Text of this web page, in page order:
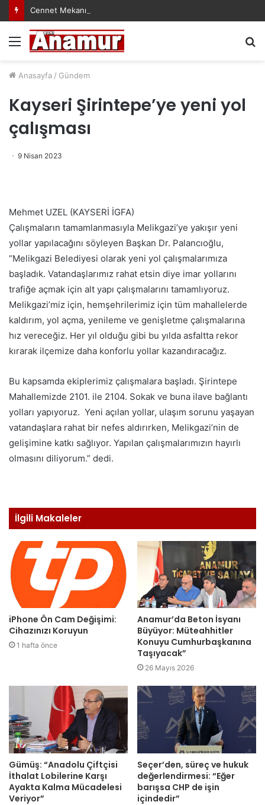
Cennet Mekanın Olsun Duygu Öksüz Canova
Menü
Anasayfa / Gündem
Kayseri Şirintepe’ye yeni yol
çalışması
9 Nisan 2023
Mehmet UZEL (KAYSERİ İGFA)
Çalışmaların tamamlanmasıyla Melikgazi’ye yakışır yeni
yollar yapılacağını söyleyen Başkan Dr. Palancıoğlu,
“Melikgazi Belediyesi olarak yeni yol çalışmalarımıza
başladık. Vatandaşlarımız rahat etsin diye imar yollarını
trafiğe açmak için alt yapı çalışmalarını tamamlıyoruz.
Melikgazi’miz için, hemşehrilerimiz için tüm mahallelerde
kaldırım, yol açma, yenileme ve genişletme çalışmalarına
hız vereceğiz. Her yıl olduğu gibi bu yılda asfaltta rekor
kırarak ilçemize daha konforlu yollar kazandıracağız.
Bu kapsamda ekiplerimiz çalışmalara başladı. Şirintepe
Mahallemizde 2101. ile 2104. Sokak ve buna ilave bağlantı
yolları yapıyoruz. Yeni açılan yollar, ulaşım sorunu yaşayan
vatandaşlara rahat bir nefes aldırırken, Melikgazi’nin de
gelişimine katkı sağlıyor. Yapılan çalışmalarımızın hayırlı
olmasını diliyorum.” dedi.
İlgili Makaleler
iPhone Ön Cam Değişimi:
Cihazınızı Koruyun
1 hafta önce
Anamur’da Beton İsyanı
Büyüyor: Müteahhitler
Konuyu Cumhurbaşkanına
Taşıyacak”
26 Mayıs 2026
Gümüş: “Anadolu Çiftçisi
İthalat Lobilerine Karşı
Ayakta Kalma Mücadelesi
Veriyor”
Seçer’den, süreç ve hukuk
değerlendirmesi: “Eğer
barışsa CHP de işin
içindedir”